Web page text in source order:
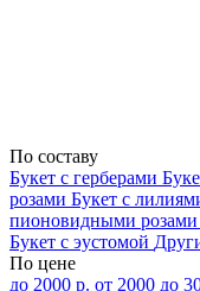
По составу
Букет с герберами
розами Букет с
пионовидными розами
Букет с эустомой
По цене
до 2000 р. от 2000 до